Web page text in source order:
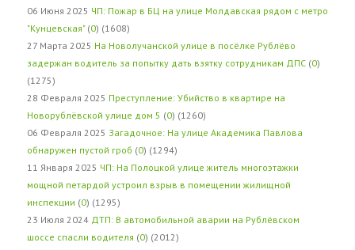
06 Июня 2025 ЧП: Пожар в БЦ на улице Молдавская рядом с метро
"Кунцевская" (0) (1608)
27 Марта 2025 На Новолучанской улице в посёлке Рублёво
задержан водитель за попытку дать взятку сотрудникам ДПС (0)
(1275)
28 Февраля 2025 Преступление: Убийство в квартире на
Новорублёвской улице дом 5 (0) (1260)
06 Февраля 2025 Загадочное: На улице Академика Павлова
обнаружен пустой гроб (0) (1294)
11 Января 2025 ЧП: На Полоцкой улице житель многоэтажки
мощной петардой устроил взрыв в помещении жилищной
инспекции (0) (1295)
23 Июля 2024 ДТП: В автомобильной аварии на Рублёвском
шоссе спасли водителя (0) (2012)